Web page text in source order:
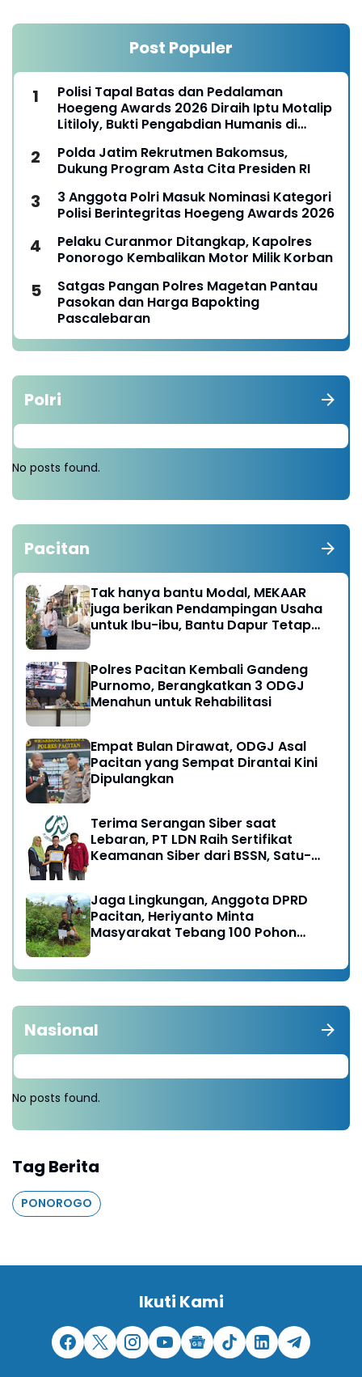
Post Populer
Polisi Tapal Batas dan Pedalaman
Hoegeng Awards 2026 Diraih Iptu Motalip
Litiloly, Bukti Pengabdian Humanis di
Polda Jatim Rekrutmen Bakomsus,
Dukung Program Asta Cita Presiden RI
3 Anggota Polri Masuk Nominasi Kategori
Polisi Berintegritas Hoegeng Awards 2026
Pelaku Curanmor Ditangkap, Kapolres
Ponorogo Kembalikan Motor Milik Korban
Satgas Pangan Polres Magetan Pantau
Pasokan dan Harga Bapokting
Pascalebaran
Polri
No posts found.
Pacitan
Tak hanya bantu Modal, MEKAAR
juga berikan Pendampingan Usaha
untuk Ibu-ibu, Bantu Dapur Tetap
Polres Pacitan Kembali Gandeng
Purnomo, Berangkatkan 3 ODGJ
Menahun untuk Rehabilitasi
Empat Bulan Dirawat, ODGJ Asal
Pacitan yang Sempat Dirantai Kini
Dipulangkan
Terima Serangan Siber saat
Lebaran, PT LDN Raih Sertifikat
Keamanan Siber dari BSSN, Satu-
Jaga Lingkungan, Anggota DPRD
Pacitan, Heriyanto Minta
Masyarakat Tebang 100 Pohon
Nasional
No posts found.
Tag Berita
PONOROGO
Ikuti Kami